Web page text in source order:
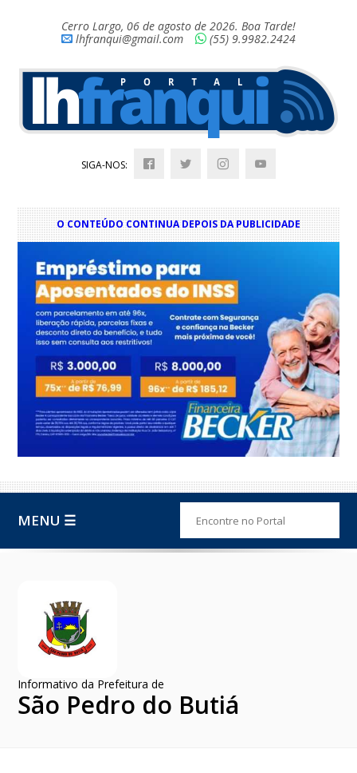
Cerro Largo, 06 de agosto de 2026. Boa Tarde!
lhfranqui@gmail.com
(55) 9.9982.2424
SIGA-NOS:
O CONTEÚDO CONTINUA DEPOIS DA PUBLICIDADE
MENU ☰
Informativo da Prefeitura de
São Pedro do Butiá